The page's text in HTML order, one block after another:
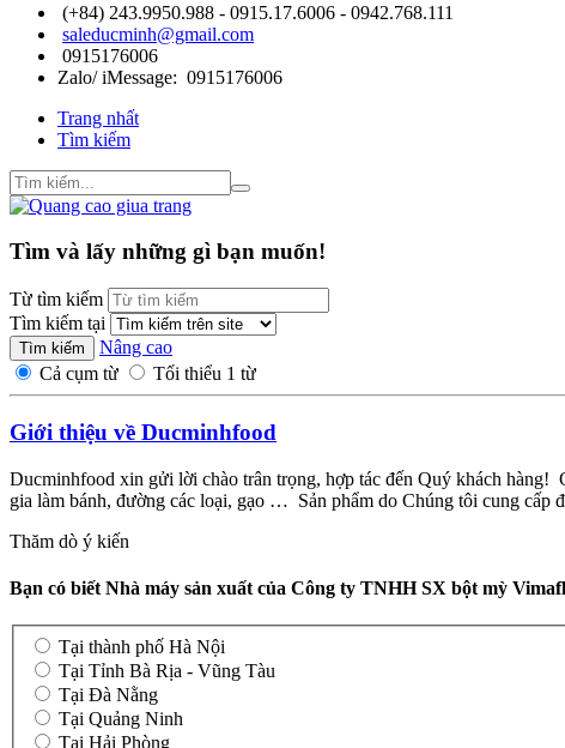
(+84) 243.9950.988 - 0915.17.6006 - 0942.768.111
saleducminh@gmail.com
0915176006
Zalo/ iMessage: 0915176006
Trang nhất
Tìm kiếm
Tìm và lấy những gì bạn muốn!
Từ tìm kiếm
Tìm kiếm tại
Nâng cao
Cả cụm từ
Tối thiểu 1 từ
Giới thiệu về Ducminhfood
Ducminhfood xin gửi lời chào trân trọng, hợp tác đến Quý khách hàng!
gia làm bánh, đường các loại, gạo … Sản phẩm do Chúng tôi cung cấp
Thăm dò ý kiến
Bạn có biết Nhà máy sản xuất của Công ty TNHH SX bột mỳ
Tại thành phố Hà Nội
Tại Tỉnh Bà Rịa - Vũng Tàu
Tại Đà Nằng
Tại Quảng Ninh
Tại Hải Phòng